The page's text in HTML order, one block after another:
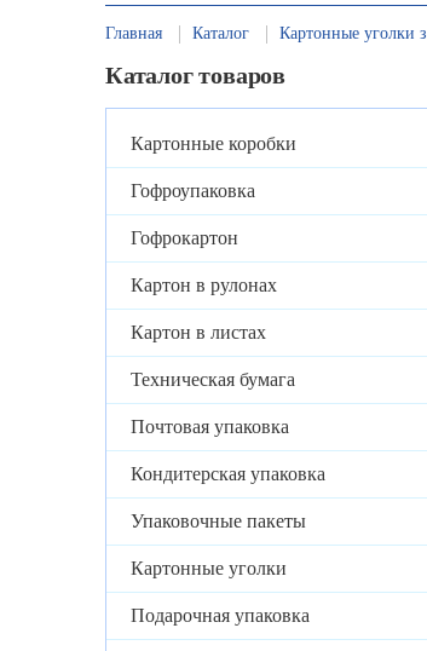
Главная Каталог Картонные уголки
Каталог товаров
Картонные коробки
Гофроупаковка
Гофрокартон
Картон в рулонах
Картон в листах
Техническая бумага
Почтовая упаковка
Кондитерская упаковка
Упаковочные пакеты
Картонные уголки
Подарочная упаковка